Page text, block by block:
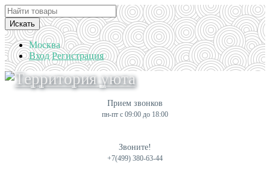
Искать
Москва
Вход Регистрация
Прием звонков
пн-пт с 09:00 до 18:00
Звоните!
+7(499) 380-63-44